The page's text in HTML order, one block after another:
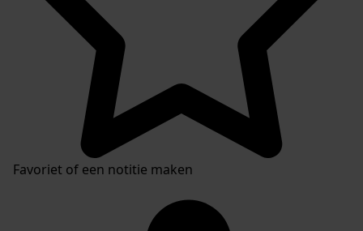
Favoriet of een notitie maken